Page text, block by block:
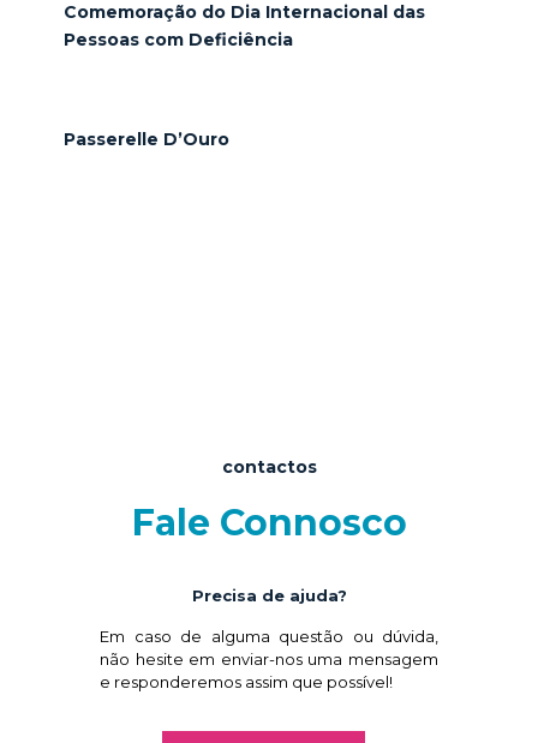
Comemoração do Dia Internacional das
Pessoas com Deficiência
Passerelle D’Ouro
contactos
Fale Connosco
Precisa de ajuda?
Em caso de alguma questão ou dúvida,
não hesite em enviar-nos uma mensagem
e responderemos assim que possível!